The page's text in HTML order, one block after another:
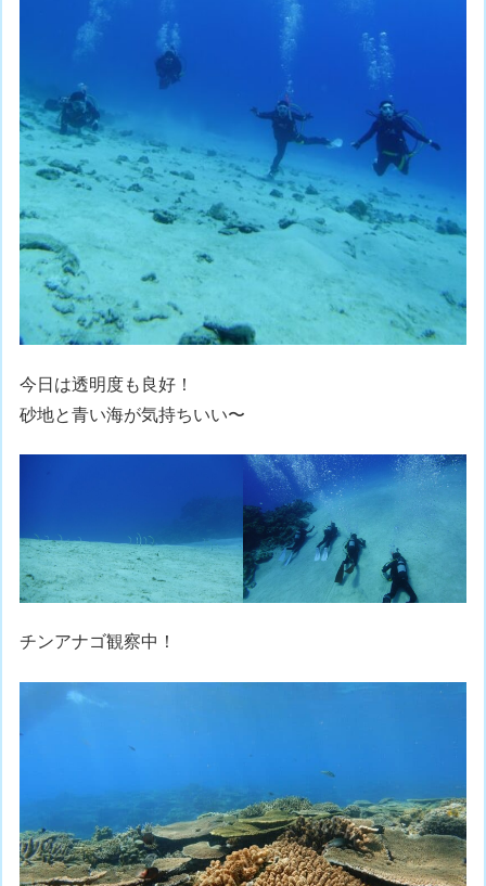
今日は透明度も良好！
砂地と青い海が気持ちいい〜
チンアナゴ観察中！